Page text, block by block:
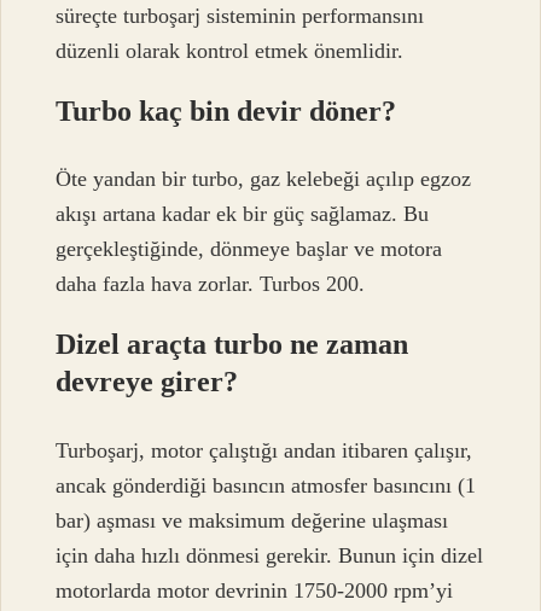
süreçte turboşarj sisteminin performansını
düzenli olarak kontrol etmek önemlidir.
Turbo kaç bin devir döner?
Öte yandan bir turbo, gaz kelebeği açılıp egzoz
akışı artana kadar ek bir güç sağlamaz. Bu
gerçekleştiğinde, dönmeye başlar ve motora
daha fazla hava zorlar. Turbos 200.
Dizel araçta turbo ne zaman
devreye girer?
Turboşarj, motor çalıştığı andan itibaren çalışır,
ancak gönderdiği basıncın atmosfer basıncını (1
bar) aşması ve maksimum değerine ulaşması
için daha hızlı dönmesi gerekir. Bunun için dizel
motorlarda motor devrinin 1750-2000 rpm’yi